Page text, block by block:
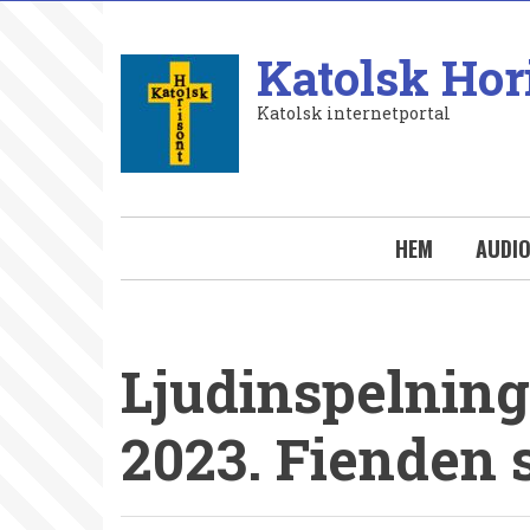
Katolsk
Katolsk internetportal
HEM AUDIO
2023. Fienden